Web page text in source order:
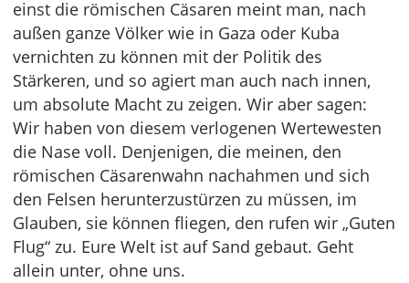
einst die römischen Cäsaren meint man, nach
außen ganze Völker wie in Gaza oder Kuba
vernichten zu können mit der Politik des
Stärkeren, und so agiert man auch nach innen,
um absolute Macht zu zeigen. Wir aber sagen:
Wir haben von diesem verlogenen Wertewesten
die Nase voll. Denjenigen, die meinen, den
römischen Cäsarenwahn nachahmen und sich
den Felsen herunterzustürzen zu müssen, im
Glauben, sie können fliegen, den rufen wir „Guten
Flug“ zu. Eure Welt ist auf Sand gebaut. Geht
allein unter, ohne uns.